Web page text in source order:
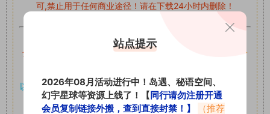
可,禁止用于任何商业途径！请在下载24小时内删除！
如果遇到付费才可获取的素材，建议升级
全站付费素材可提供补档服务“均有备份
素材以主流网盘分
以7z、7z分卷格式压缩，解压应下载对应的软件操作，
7-zip；安卓：zarchiver；苹果：解压专家
站点提示
2026年08月活动进行中！岛遇、秘语空间、
幻宇星球等资源上线了！【同行请勿注册开通
会员复制链接外搬，查到直接封禁！】
（推荐